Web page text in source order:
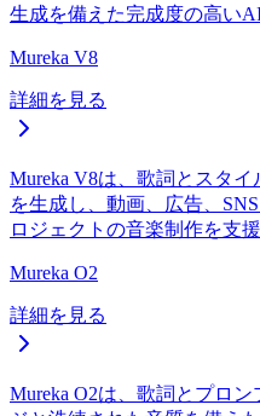
生成を備えた完成度の高い
Mureka V8
詳細を見る
Mureka V8は、歌詞とスタ
を生成し、動画、広告、
ロジェクトの音楽制作を支援
Mureka O2
詳細を見る
Mureka O2は、歌詞とプロ